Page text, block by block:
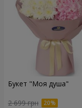
Букет "Моя душа"
2 699 грн